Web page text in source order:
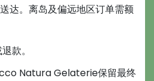
达。离岛及偏远地区订单需额
款。
Natura Gelaterie保留最终